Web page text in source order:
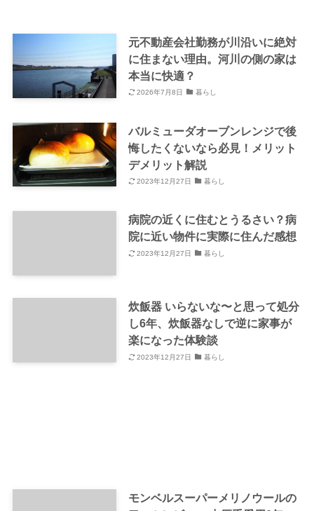
元不動産会社勤務が川沿いに絶対
に住まない理由。河川の側の家は
本当に快適？
2026年7月8日 暮らし
バルミューダオーブンレンジで後
悔したくないなら必見！メリット
デメリット解説
2023年12月27日 暮らし
病院の近くに住むとうるさい？病
院に近い物件に実際に住んだ感想
2023年12月27日 暮らし
炊飯器 いらないな〜と思って処分
し6年、炊飯器なしで逆に家事が
楽になった体験談
2023年12月27日 暮らし
モンベルスーパーメリノウールの